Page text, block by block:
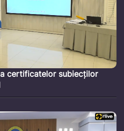
certificatelor subiecților